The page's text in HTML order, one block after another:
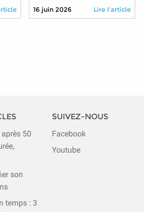
moindre coût
16 juin 2026 Lire l'article
50
son
temps : 3
SUIVEZ-NOUS
Facebook
Youtube